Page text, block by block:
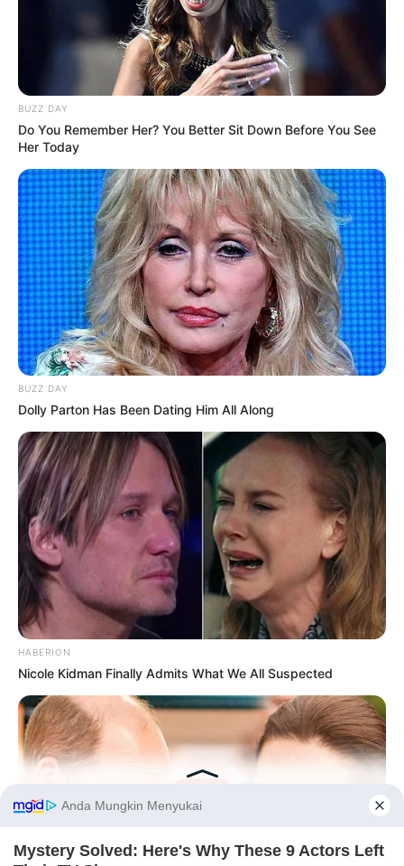
10 Desain Kanopi Tempat
Tidur, Serasa Beristirahat di
Kamar Raja
Tampil Lebih Modern, 7 Potret
Hasil Renovasi Rumah Berusia
90 Tahun
BUZZ DAY
Do You Remember Her? You Better Sit Down Before You See
Her Today
BUZZ DAY
Dolly Parton Has Been Dating Him All Along
HABERION
Nicole Kidman Finally Admits What We All Suspected
Before You Go